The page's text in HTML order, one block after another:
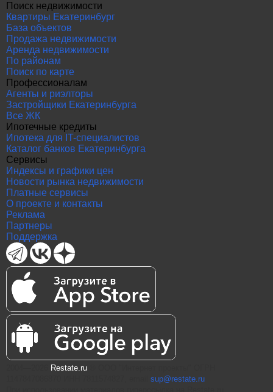
Поиск недвижимости
Квартиры Екатеринбург
База объектов
Продажа недвижимости
Аренда недвижимости
По районам
Поиск по карте
Профессионалам
Агенты и риэлторы
Застройщики Екатеринбурга
Все ЖК
Ипотечные кредиты
Ипотека для IT-специалистов
Каталог банков Екатеринбурга
Сервисы
Индексы и графики цен
Новости рынка недвижимости
Платные сервисы
О проекте и контакты
Реклама
Партнеры
Поддержка
Restate.ru
sup@restate.ru